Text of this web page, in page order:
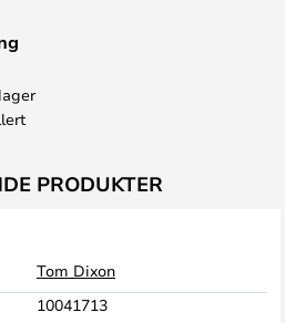
PRODUKTER
Tom Dixon
10041713